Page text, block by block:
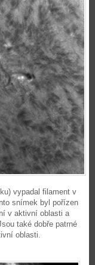
vypadal filament v
snímek byl pořízen
v aktivní oblasti a
také dobře patrné
oblasti.